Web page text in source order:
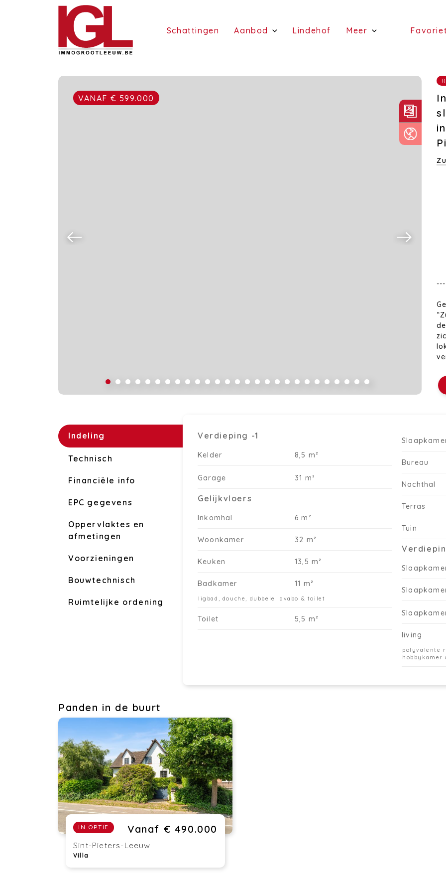
Schattingen (Schattingen)
Aanbod (Aanbod)
(te huur)
Lindehof (Lindehof)
Meer
VANAF € 599.000
-
-
Indeling
Technisch
Financiële info
EPC gegevens
Oppervlaktes en
afmetingen
Voorzieningen
Bouwtechnisch
Ruimtelijke ordening
Verdieping -1
Kelder 8,5 m²
Garage 31 m²
Gelijkvloers
Inkomhal 6 m²
Woonkamer 32 m²
Keuken 13,5 m²
Badkamer 11 m²
ligbad, douche, dubbele lavabo & toilet
Toilet 5,5 m²
Bureau
Nachthal
Terras
Tuin
living
polyvalente
hobbykamer
Panden in de buurt
IN OPTIE Vanaf € 490.000
Sint-Pieters-Leeuw
Villa